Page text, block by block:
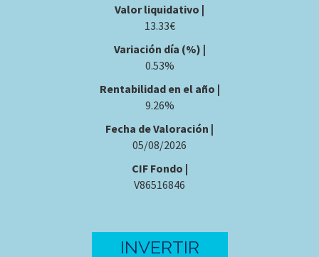
Valor liquidativo |
13.33€
Variación día (%) |
0.53%
Rentabilidad en el año |
9.26%
Fecha de Valoración |
05/08/2026
CIF Fondo |
V86516846
INVERTIR